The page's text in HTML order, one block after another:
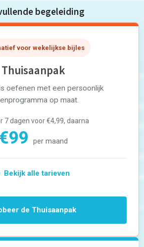
Begrijpend lezen
Dyslexie
Dyscalculie
Middelbare school
Huiswerkbegeleiding
Aardrijkskunde
Biologie
Duits
Economie
Engels
Frans
Geschiedenis
Grieks
Maatschappijleer
Natuurkunde
Nederlands
Wiskunde
Mbo/hbo
Rekenen
Engels
begeleiding
voor wekelijkse bijles
Thuisaanpak
oefenen met een persoonlijk
op maat.
7 dagen voor €4,99, daarna
€99 per maand
Bekijk alle tarieven
de Thuisaanpak